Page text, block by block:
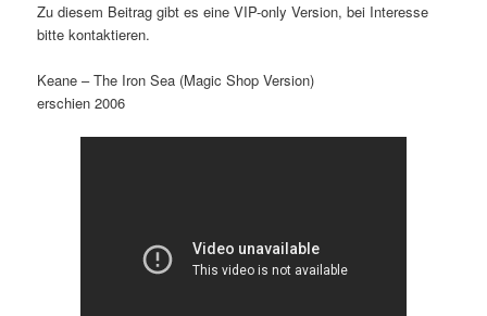
Zu diesem Beitrag gibt es eine VIP-only Version, bei Interesse
bitte kontaktieren.
Keane – The Iron Sea (Magic Shop Version)
erschien 2006